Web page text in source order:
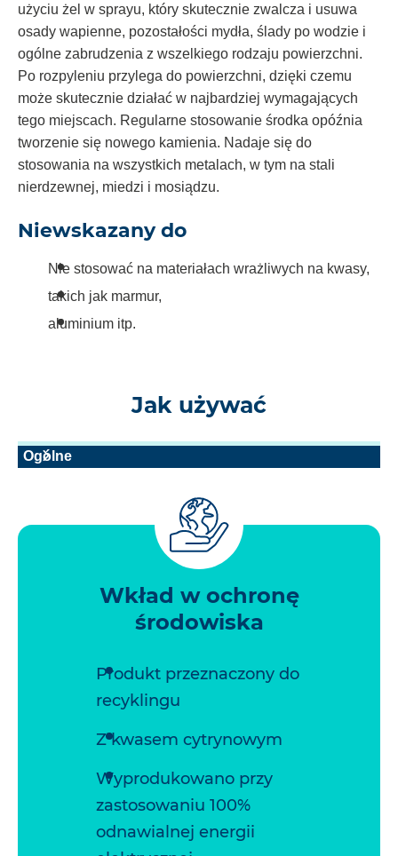
użyciu żel w sprayu, który skutecznie zwalcza i usuwa
osady wapienne, pozostałości mydła, ślady po wodzie i
ogólne zabrudzenia z wszelkiego rodzaju powierzchni.
Po rozpyleniu przylega do powierzchni, dzięki czemu
może skutecznie działać w najbardziej wymagających
tego miejscach. Regularne stosowanie środka opóźnia
tworzenie się nowego kamienia. Nadaje się do
stosowania na wszystkich metalach, w tym na stali
nierdzewnej, miedzi i mosiądzu.
Niewskazany do
Nie stosować na materiałach wrażliwych na kwasy,
takich jak marmur,
aluminium itp.
Jak używać
Ogólne
Wkład w ochronę
środowiska
Produkt przeznaczony do
recyklingu
Z kwasem cytrynowym
Wyprodukowano przy
zastosowaniu 100%
odnawialnej energii